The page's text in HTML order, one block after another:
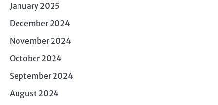
January 2025
December 2024
November 2024
October 2024
September 2024
August 2024